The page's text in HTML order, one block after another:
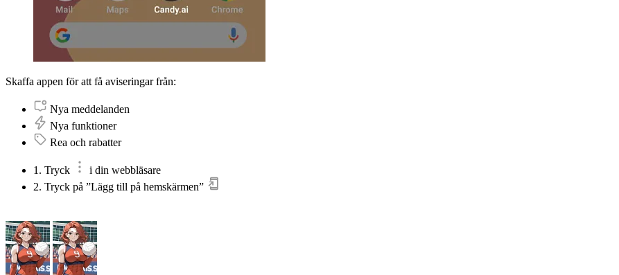
Skaffa appen för att få aviseringar från:
Nya meddelanden
Nya funktioner
Rea och rabatter
1. Tryck
i din webbläsare
2. Tryck på ”Lägg till på hemskärmen”